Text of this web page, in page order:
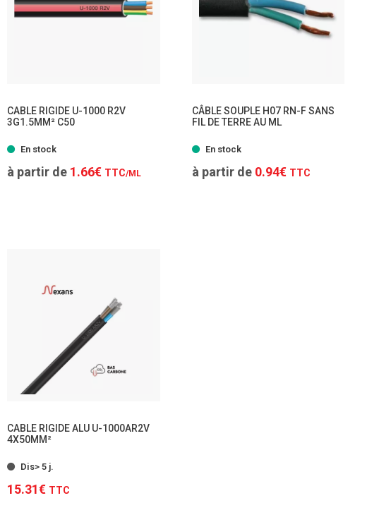
TTC TTC
CABLE RIGIDE U-1000 R2V
3G1.5MM² C50
En stock
à partir de 1.66€ TTC/ML
CÂBLE SOUPLE H07 RN-F SANS
FIL DE TERRE AU ML
En stock
à partir de 0.94€ TTC
CABLE RIGIDE ALU U-1000AR2V
4X50MM²
Dis> 5 j.
15.31€ TTC